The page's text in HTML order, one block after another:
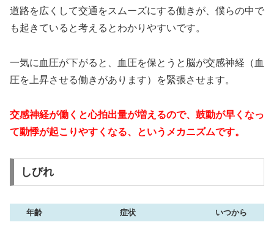
道路を広くして交通をスムーズにする働きが、僕らの中で
も起きていると考えるとわかりやすいです。
一気に血圧が下がると、血圧を保とうと脳が交感神経（血
圧を上昇させる働きがあります）を緊張させます。
交感神経が働くと心拍出量が増えるので、鼓動が早くなっ
て動悸が起こりやすくなる、というメカニズムです。
しびれ
年齢 症状 いつから